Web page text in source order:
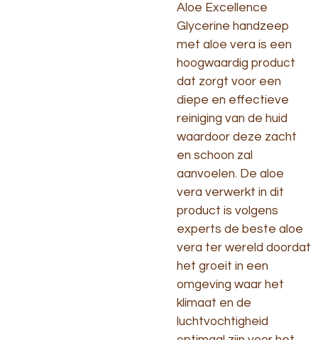
Aloe Excellence
Glycerine handzeep
met aloe vera is een
hoogwaardig product
dat zorgt voor een
diepe en effectieve
reiniging van de huid
waardoor deze zacht
en schoon zal
aanvoelen. De aloe
vera verwerkt in dit
product is volgens
experts de beste aloe
vera ter wereld doordat
het groeit in een
omgeving waar het
klimaat en de
luchtvochtigheid